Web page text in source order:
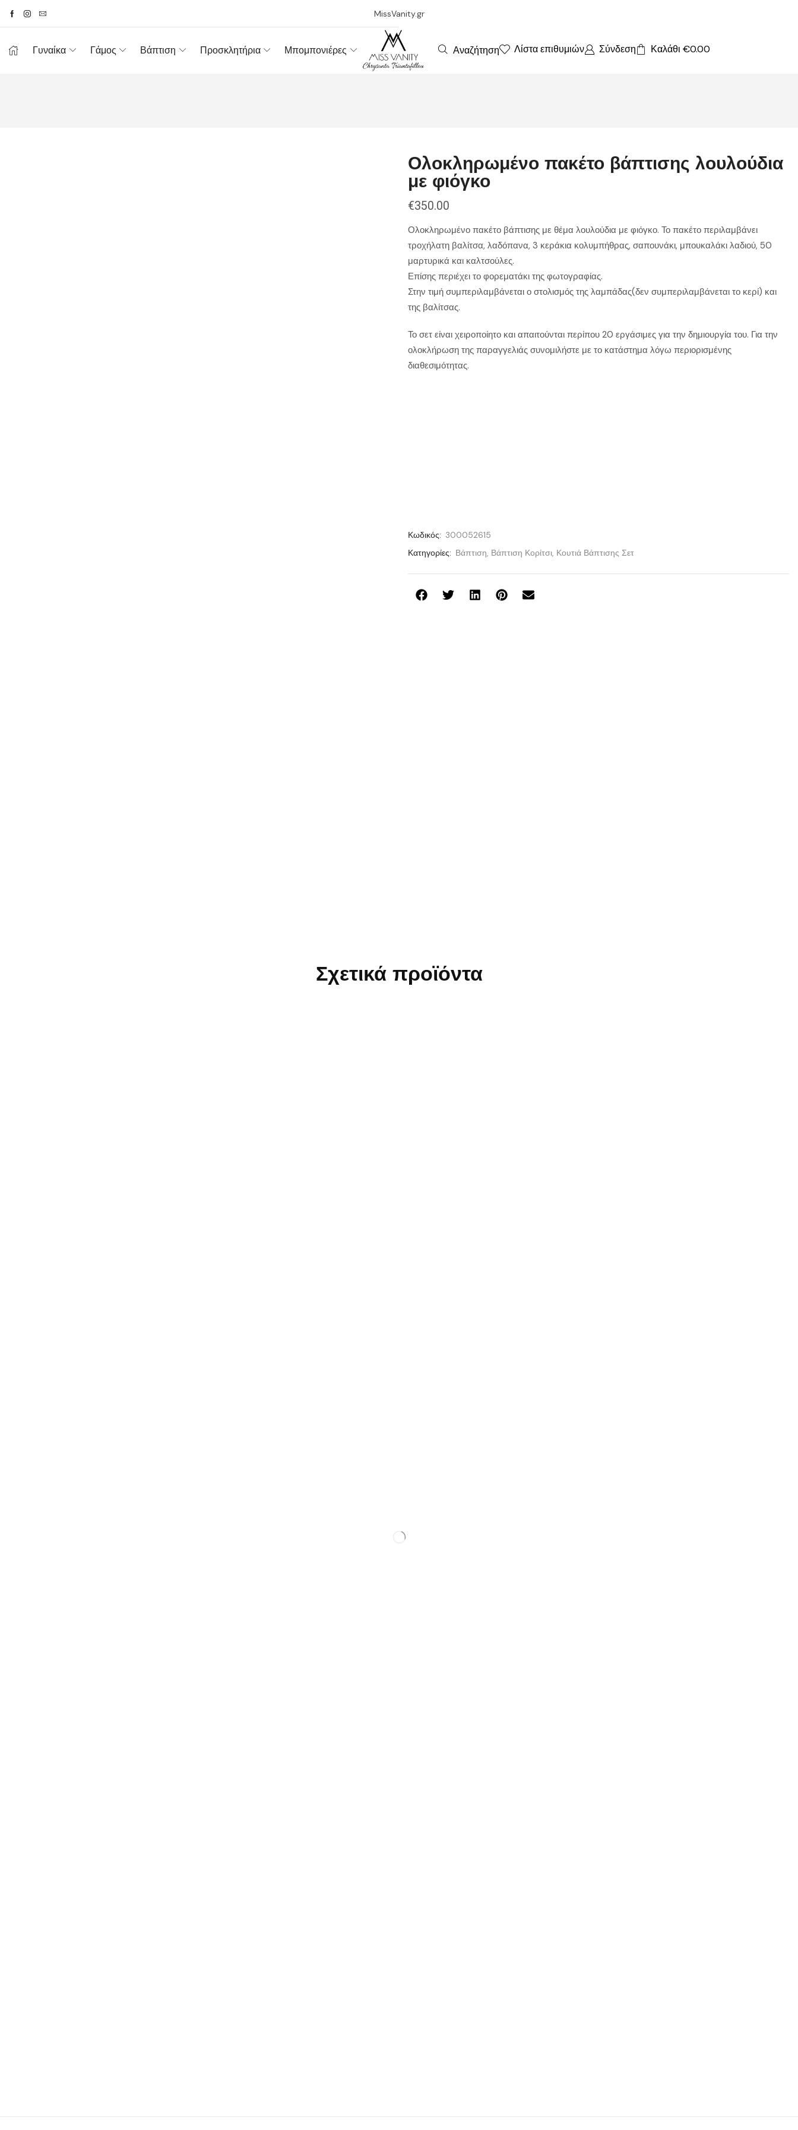
MissVanity.gr
Γυναίκα Γάμος Βάπτιση Προσκλητήρια Μπομπονιέρες Αναζήτηση Λίστα επιθυμιών Σύνδεση Καλάθι €0.00
Ολοκληρωμένο πακέτο βάπτισης λουλούδια
με φιόγκο
€350.00
Ολοκληρωμένο πακέτο βάπτισης με θέμα λουλούδια με φιόγκο. Το πακέτο περιλαμβάνει
τροχήλατη βαλίτσα, λαδόπανα, 3 κεράκια κολυμπήθρας, σαπουνάκι, μπουκαλάκι λαδιού, 50
μαρτυρικά και καλτσούλες.
Επίσης περιέχει το φορεματάκι της φωτογραφίας.
Στην τιμή συμπεριλαμβάνεται ο στολισμός της λαμπάδας(δεν συμπεριλαμβάνεται το κερί) και
της βαλίτσας.
Το σετ είναι χειροποίητο και απαιτούνται περίπου 20 εργάσιμες για την δημιουργία του. Για την
ολοκλήρωση της παραγγελιάς συνομιλήστε με το κατάστημα λόγω περιορισμένης
διαθεσιμότητας.
Κωδικός: 300052615
Κατηγορίες: Βάπτιση, Βάπτιση Κορίτσι, Κουτιά Βάπτισης Σετ
Σχετικά προϊόντα